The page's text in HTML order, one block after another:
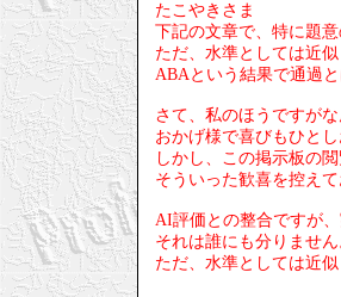
たこやきさま
下記の文章で、特に題意
ただ、水準としては近
ABAという結果で通過
さて、私のほうですが
おかげ様で喜びもひとし
しかし、この掲示板の
そういった歓喜を控え
AI評価との整合ですが
それは誰にも分りませ
ただ、水準としては近似